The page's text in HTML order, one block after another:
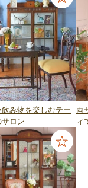
み物を楽しむテー
ロン
両
ィ